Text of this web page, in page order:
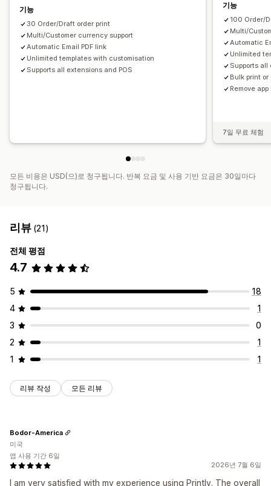
기능
30 Order/Draft order print
Multi/Customer currency support
Automatic Email PDF link
Unlimited templates with customisation
Supports all extensions and POS
기능
100 Order/
Multi/
Automatic
Unlimited
Supports all
Bulk print or
Remove
7일 무료 체험
모든 비용은 USD(으)로 청구됩니다. 반복 요금 및 사용 기반 요금은 30일마다
청구됩니다.
리뷰 (21)
전체 평점
4.7
5
18
4
1
3
0
2
1
1
1
리뷰 작성 모든 리뷰
2026년 7월 6일
I am very satisfied with my experience using Printly. The overall
Bodor-America
미국
앱 사용 기간 6일